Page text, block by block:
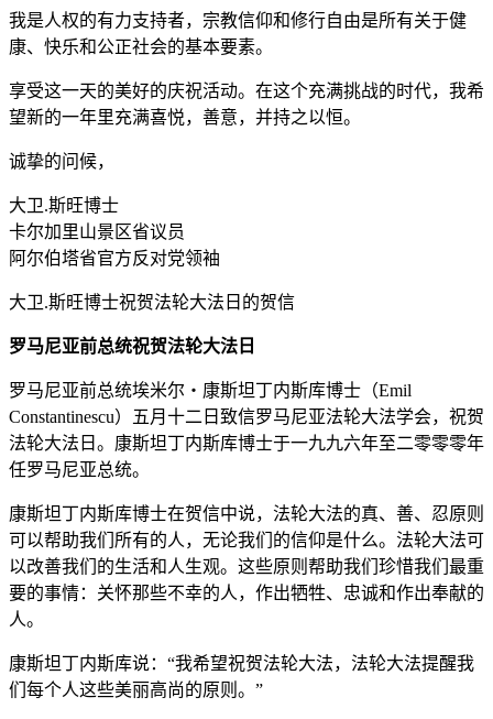
我是人权的有力支持者，宗教信仰和修行自由是所有关于健
康、快乐和公正社会的基本要素。
享受这一天的美好的庆祝活动。在这个充满挑战的时代，我希
望新的一年里充满喜悦，善意，并持之以恒。
诚挚的问候，
大卫.斯旺博士
卡尔加里山景区省议员
阿尔伯塔省官方反对党领袖
大卫.斯旺博士祝贺法轮大法日的贺信
罗马尼亚前总统祝贺法轮大法日
罗马尼亚前总统埃米尔‧康斯坦丁内斯库博士（Emil
Constantinescu）五月十二日致信罗马尼亚法轮大法学会，祝贺
法轮大法日。康斯坦丁内斯库博士于一九九六年至二零零零年
任罗马尼亚总统。
康斯坦丁内斯库博士在贺信中说，法轮大法的真、善、忍原则
可以帮助我们所有的人，无论我们的信仰是什么。法轮大法可
以改善我们的生活和人生观。这些原则帮助我们珍惜我们最重
要的事情：关怀那些不幸的人，作出牺牲、忠诚和作出奉献的
人。
康斯坦丁内斯库说：“我希望祝贺法轮大法，法轮大法提醒我
们每个人这些美丽高尚的原则。”